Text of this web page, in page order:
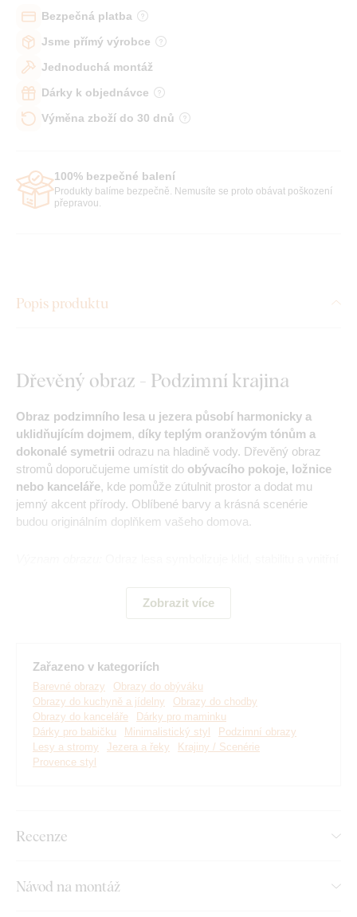
Bezpečná platba
Jsme přímý výrobce
Jednoduchá montáž
Dárky k objednávce
Výměna zboží do 30 dnů
100% bezpečné balení
Produkty balíme bezpečně. Nemusíte se proto obávat poškození
přepravou.
Popis produktu
Dřevěný obraz - Podzimní krajina
Obraz podzimního lesa u jezera působí harmonicky a
uklidňujícím dojmem, díky teplým oranžovým tónům a
dokonalé symetrii odrazu na hladině vody. Dřevěný obraz
stromů doporučujeme umístit do obývacího pokoje, ložnice
nebo kanceláře, kde pomůže zútulnit prostor a dodat mu
jemný akcent přírody. Oblíbené barvy a krásná scenérie
budou originálním doplňkem vašeho domova.
nejkvalitnější barvy na trhu
. Motiv tiskneme přímo na desku
motiv.
Zobrazit více
Zařazeno v kategoriích
Barevné obrazy
Obrazy do obýváku
Obrazy do kuchyně a jídelny
Obrazy do chodby
Obrazy do kanceláře
Dárky pro maminku
Dárky pro babičku
Minimalistický styl
Podzimní obrazy
Lesy a stromy
Jezera a řeky
Krajiny / Scenérie
Provence styl
Recenze
Návod na montáž